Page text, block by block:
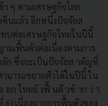
ๆ ตามเศรษฐกิจโลก
ซีนแล้ว อีกหนึ่งปัจจัยส
บต่อเศรษฐกิจไทยในปีนี้
าณฟื้นตัวต่อเนื่องตามการ
ก ซึ่งจะเป็นปัจจัยส าคัญที่
มารถขยายตัวได้ในปีนี้ ใน
อก ไทยยั งฟื้ นตั วช้ าก ว่ า
เนื่องจากการฟื้นตัวของ